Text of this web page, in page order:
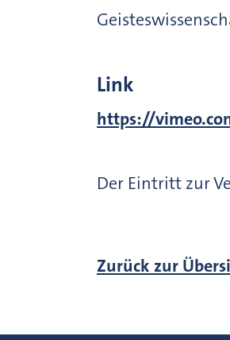
Link
https://
Der Eintritt zur
Zurück zur